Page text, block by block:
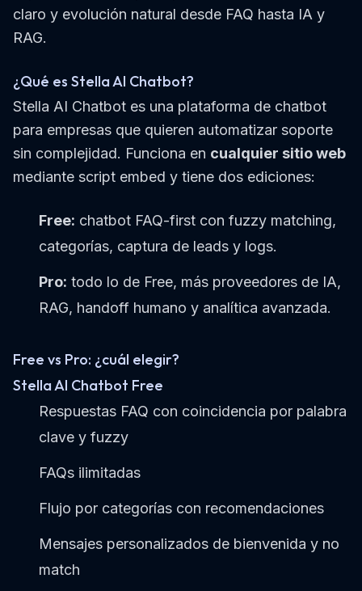
claro y evolución natural desde FAQ hasta IA y
RAG.
¿Qué es Stella AI Chatbot?
Stella AI Chatbot es una plataforma de chatbot
para empresas que quieren automatizar soporte
sin complejidad. Funciona en cualquier sitio web
mediante script embed y tiene dos ediciones:
Free: chatbot FAQ-first con fuzzy matching,
categorías, captura de leads y logs.
Pro: todo lo de Free, más proveedores de IA,
RAG, handoff humano y analítica avanzada.
Free vs Pro: ¿cuál elegir?
Stella AI Chatbot Free
Respuestas FAQ con coincidencia por palabra
clave y fuzzy
FAQs ilimitadas
Flujo por categorías con recomendaciones
Mensajes personalizados de bienvenida y no
match